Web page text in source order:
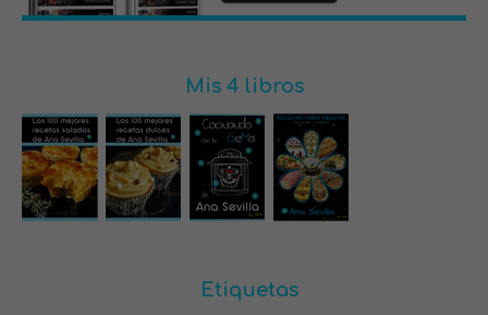
Mis 4 libros
Etiquetas